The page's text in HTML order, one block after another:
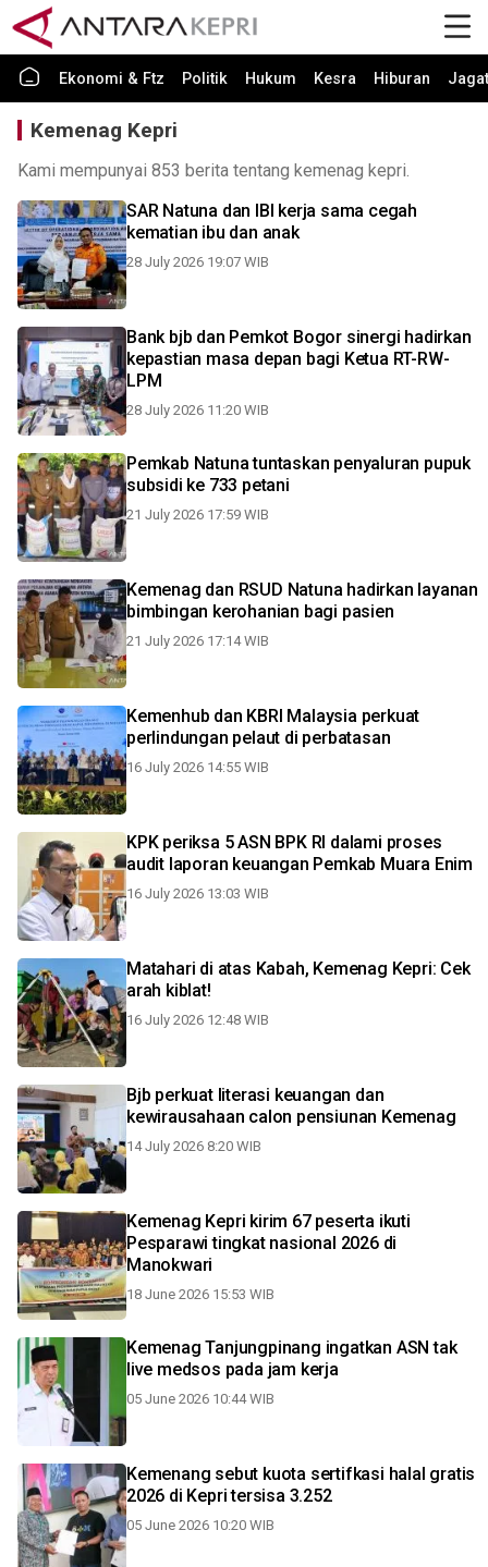
Ekonomi & Ftz Politik Hukum Kesra Hiburan Jagat
Kemenag Kepri
Kami mempunyai 853 berita tentang kemenag kepri.
SAR Natuna dan IBI kerja sama cegah
kematian ibu dan anak
28 July 2026 19:07 WIB
Bank bjb dan Pemkot Bogor sinergi hadirkan
kepastian masa depan bagi Ketua RT-RW-
LPM
28 July 2026 11:20 WIB
Pemkab Natuna tuntaskan penyaluran pupuk
subsidi ke 733 petani
21 July 2026 17:59 WIB
Kemenag dan RSUD Natuna hadirkan layanan
bimbingan kerohanian bagi pasien
21 July 2026 17:14 WIB
Kemenhub dan KBRI Malaysia perkuat
perlindungan pelaut di perbatasan
16 July 2026 14:55 WIB
KPK periksa 5 ASN BPK RI dalami proses
audit laporan keuangan Pemkab Muara Enim
16 July 2026 13:03 WIB
Matahari di atas Kabah, Kemenag Kepri: Cek
arah kiblat!
16 July 2026 12:48 WIB
Bjb perkuat literasi keuangan dan
kewirausahaan calon pensiunan Kemenag
14 July 2026 8:20 WIB
Kemenag Kepri kirim 67 peserta ikuti
Pesparawi tingkat nasional 2026 di
Manokwari
18 June 2026 15:53 WIB
Kemenag Tanjungpinang ingatkan ASN tak
live medsos pada jam kerja
05 June 2026 10:44 WIB
Kemenang sebut kuota sertifkasi halal gratis
2026 di Kepri tersisa 3.252
05 June 2026 10:20 WIB